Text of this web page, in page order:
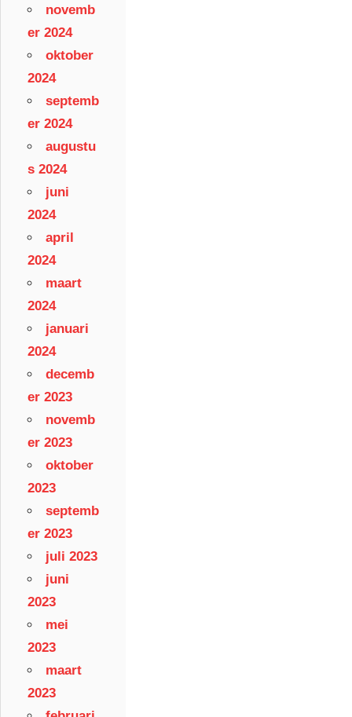
novemb
er 2024
oktober
2024
septemb
er 2024
augustu
s 2024
juni
2024
april
2024
maart
2024
januari
2024
decemb
er 2023
novemb
er 2023
oktober
2023
septemb
er 2023
juli 2023
juni
2023
mei
2023
maart
2023